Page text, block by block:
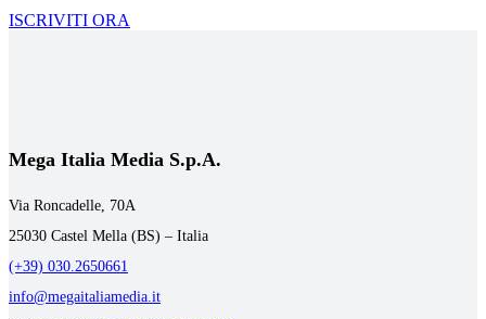
ISCRIVITI ORA
Mega Italia Media S.p.A.
Via Roncadelle, 70A
25030 Castel Mella (BS) – Italia
(+39) 030.2650661
info@megaitaliamedia.it